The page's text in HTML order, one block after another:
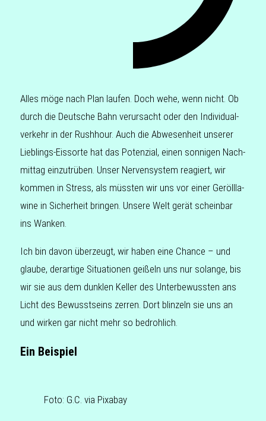
Alles möge nach Plan laufen. Doch wehe, wenn nicht. Ob
durch die Deut­sche Bahn ver­ur­sacht oder den Indi­vi­du­al­
ver­kehr in der Rush­hour. Auch die Abwe­sen­heit unse­rer
Lieb­lings-Eis­sor­te hat das Poten­zi­al, einen son­ni­gen Nach­
mit­tag ein­zu­trü­ben. Unser Ner­ven­sys­tem reagiert, wir
kommen in Stress, als müss­ten wir uns vor einer Geröll­la­
wi­ne in Sicher­heit brin­gen. Unsere Welt gerät schein­bar
ins Wanken.
Ich bin davon über­zeugt, wir haben eine Chance – und
glaube, der­ar­ti­ge Situa­tio­nen gei­ßeln uns nur solan­ge, bis
wir sie aus dem dunk­len Keller des Unter­be­wuss­ten ans
Licht des Bewusst­seins zerren. Dort blin­zeln sie uns an
und wirken gar nicht mehr so bedrohlich.
Ein Beispiel
Foto: G.C. via Pixabay